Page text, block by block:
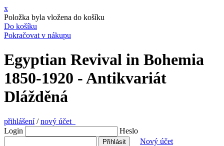
x
Položka byla vložena do košíku
Do košíku
Pokračovat v nákupu
Egyptian Revival in Bohemia
1850-1920 - Antikvariát
Dlážděná
přihlášení/nový účet
Login
Heslo
Nový účet